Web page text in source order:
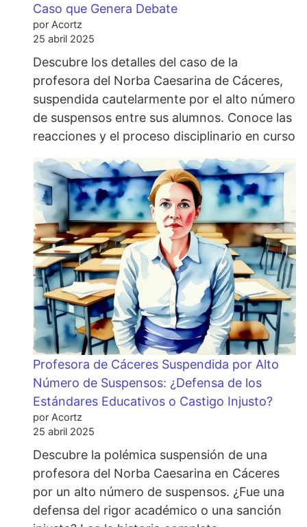
Caso que Genera Debate
por Acortz
25 abril 2025
Descubre los detalles del caso de la
profesora del Norba Caesarina de Cáceres,
suspendida cautelarmente por el alto número
de suspensos entre sus alumnos. Conoce las
reacciones y el proceso disciplinario en curso
Profesora de Cáceres Suspendida por Alto
Número de Suspensos: ¿Defensa de los
Estándares Educativos o Castigo Injusto?
por Acortz
25 abril 2025
Descubre la polémica suspensión de una
profesora del Norba Caesarina en Cáceres
por un alto número de suspensos. ¿Fue una
defensa del rigor académico o una sanción